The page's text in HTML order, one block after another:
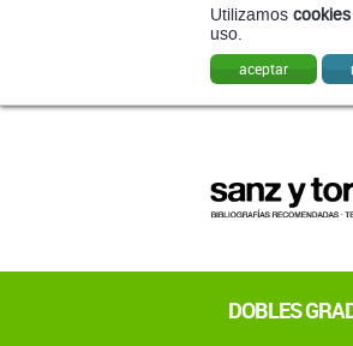
Utilizamos cookies
uso.
aceptar
DOBLES